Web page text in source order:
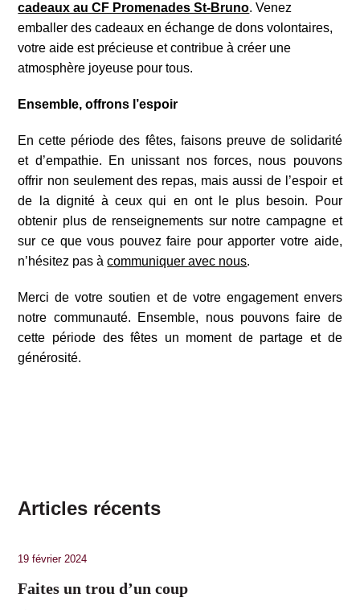
cadeaux au CF Promenades St-Bruno. Venez
emballer des cadeaux en échange de dons volontaires,
votre aide est précieuse et contribue à créer une
atmosphère joyeuse pour tous.
Ensemble, offrons l’espoir
En cette période des fêtes, faisons preuve de solidarité
et d’empathie. En unissant nos forces, nous pouvons
offrir non seulement des repas, mais aussi de l’espoir et
de la dignité à ceux qui en ont le plus besoin. Pour
obtenir plus de renseignements sur notre campagne et
sur ce que vous pouvez faire pour apporter votre aide,
n’hésitez pas àcommuniquer avec nous.
Merci de votre soutien et de votre engagement envers
notre communauté. Ensemble, nous pouvons faire de
cette période des fêtes un moment de partage et de
générosité.
Articles récents
19 février 2024
Faites un trou d’un coup